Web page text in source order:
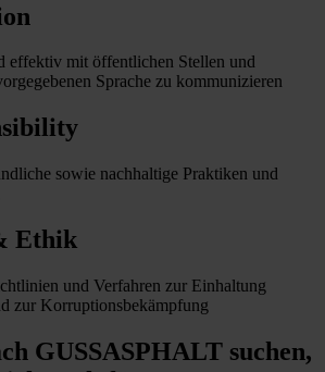
effektiv mit öffentlichen Stellen und
Sprache zu kommunizieren
sowie nachhaltige Praktiken und
Ethik
und Verfahren zur Einhaltung
zur Korruptionsbekämpfung
GUSSASPHALT suchen,